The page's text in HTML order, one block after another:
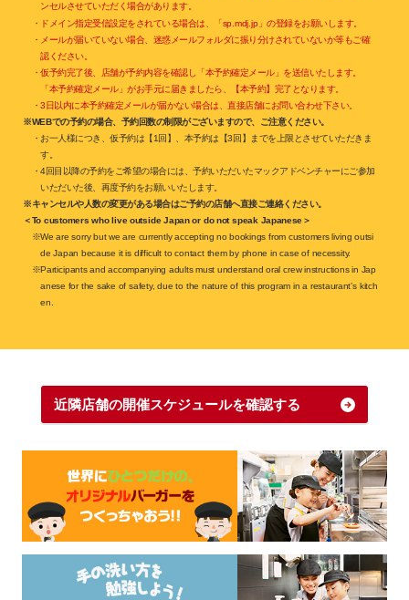
ンセルさせていただく場合があります。
・ドメイン指定受信設定をされている場合は、「sp.mdj.jp」の登録をお願いします。
・メールが届いていない場合、迷惑メールフォルダに振り分けされていないか等もご確
認ください。
・仮予約完了後、店舗が予約内容を確認し「本予約確定メール」を送信いたします。
「本予約確定メール」がお手元に届きましたら、【本予約】完了となります。
・3日以内に本予約確定メールが届かない場合は、直接店舗にお問い合わせ下さい。
※WEBでの予約の場合、予約回数の制限がございますので、ご注意ください。
・お一人様につき、仮予約は【1回】、本予約は【3回】までを上限とさせていただきま
す。
・4回目以降の予約をご希望の場合には、予約いただいたマックアドベンチャーにご参加
いただいた後、再度予約をお願いいたします。
※キャンセルや人数の変更がある場合はご予約の店舗へ直接ご連絡ください。
＜To customers who live outside Japan or do not speak Japanese＞
※We are sorry but we are currently accepting no bookings from customers living outsi
de Japan because it is difficult to contact them by phone in case of necessity.
※Participants and accompanying adults must understand oral crew instructions in Jap
anese for the sake of safety, due to the nature of this program in a restaurant’s kitch
en.
近隣店舗の開催スケジュールを確認する